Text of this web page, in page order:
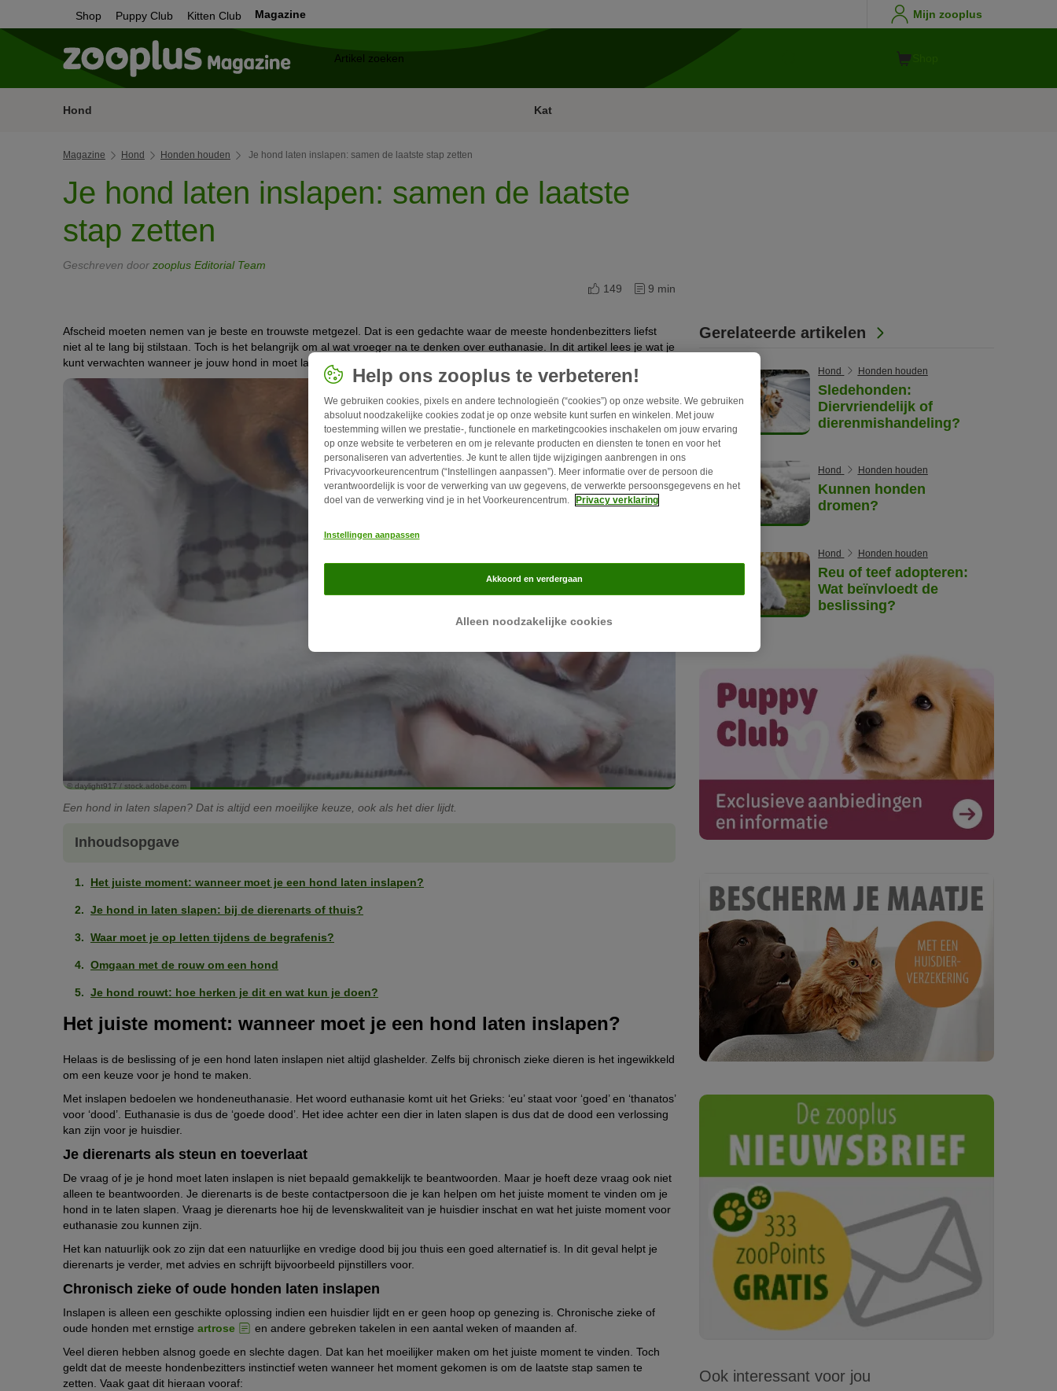
Shop Puppy Club Kitten Club Magazine Mijn zooplus
Hond Kat
Magazine Hond Honden houden Je hond laten inslapen: samen de laatste stap zetten
Je hond laten inslapen: samen de laatste
stap zetten
Geschreven door zooplus Editorial Team
149
9 min
Afscheid moeten nemen van je beste en trouwste metgezel. Dat is een gedachte waar de meeste hondenbezitters liefst
niet al te lang bij stilstaan. Toch is het belangrijk om al wat vroeger na te denken over euthanasie. In dit artikel lees je wat je
kunt verwachten wanneer je jouw hond in moet laten slapen.
© daylight917 / stock.adobe.com
Een hond in laten slapen? Dat is altijd een moeilijke keuze, ook als het dier lijdt.
Inhoudsopgave
Het juiste moment: wanneer moet je een hond laten inslapen?
Je hond in laten slapen: bij de dierenarts of thuis?
Waar moet je op letten tijdens de begrafenis?
Omgaan met de rouw om een hond
Je hond rouwt: hoe herken je dit en wat kun je doen?
Het juiste moment: wanneer moet je een hond laten inslapen?
Helaas is de beslissing of je een hond laten inslapen niet altijd glashelder. Zelfs bij chronisch zieke dieren is het ingewikkeld
om een keuze voor je hond te maken.
Met inslapen bedoelen we hondeneuthanasie. Het woord euthanasie komt uit het Grieks: ‘eu’ staat voor ‘goed’ en ‘thanatos’
voor ‘dood’. Euthanasie is dus de ‘goede dood’. Het idee achter een dier in laten slapen is dus dat de dood een verlossing
kan zijn voor je huisdier.
Je dierenarts als steun en toeverlaat
De vraag of je je hond moet laten inslapen is niet bepaald gemakkelijk te beantwoorden. Maar je hoeft deze vraag ook niet
alleen te beantwoorden. Je dierenarts is de beste contactpersoon die je kan helpen om het juiste moment te vinden om je
hond in te laten slapen. Vraag je dierenarts hoe hij de levenskwaliteit van je huisdier inschat en wat het juiste moment voor
euthanasie zou kunnen zijn.
Het kan natuurlijk ook zo zijn dat een natuurlijke en vredige dood bij jou thuis een goed alternatief is. In dit geval helpt je
dierenarts je verder, met advies en schrijft bijvoorbeeld pijnstillers voor.
Chronisch zieke of oude honden laten inslapen
Inslapen is alleen een geschikte oplossing indien een huisdier lijdt en er geen hoop op genezing is. Chronische zieke of
oude honden met ernstige artrose
en andere gebreken takelen in een aantal weken of maanden af.
Veel dieren hebben alsnog goede en slechte dagen. Dat kan het moeilijker maken om het juiste moment te vinden. Toch
geldt dat de meeste hondenbezitters instinctief weten wanneer het moment gekomen is om de laatste stap samen te
zetten. Vaak gaat dit hieraan vooraf:
Gerelateerde artikelen
Hond Honden houden
Sledehonden:
Diervriendelijk of
dierenmishandeling?
Hond Honden houden
Kunnen honden
dromen?
Hond Honden houden
Reu of teef adopteren:
Wat beïnvloedt de
beslissing?
Ook interessant voor jou
Help ons zooplus te verbeteren!
We gebruiken cookies, pixels en andere technologieën (“cookies”) op onze website. We gebruiken
absoluut noodzakelijke cookies zodat je op onze website kunt surfen en winkelen. Met jouw
toestemming willen we prestatie-, functionele en marketingcookies inschakelen om jouw ervaring
op onze website te verbeteren en om je relevante producten en diensten te tonen en voor het
personaliseren van advertenties. Je kunt te allen tijde wijzigingen aanbrengen in ons
Privacyvoorkeurencentrum (“Instellingen aanpassen”). Meer informatie over de persoon die
verantwoordelijk is voor de verwerking van uw gegevens, de verwerkte persoonsgegevens en het
doel van de verwerking vind je in het Voorkeurencentrum.
Privacy verklaring
Instellingen aanpassen
Alleen noodzakelijke cookies
Akkoord en verdergaan